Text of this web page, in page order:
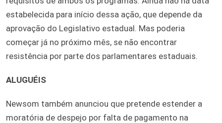
estabelecida para início dessa ação, que depende da
aprovação do Legislativo estadual. Mas poderia
começar já no próximo mês, se não encontrar
resistência por parte dos parlamentares estaduais.
ALUGUÉIS
Newsom também anunciou que pretende estender a
moratória de despejo por falta de pagamento na